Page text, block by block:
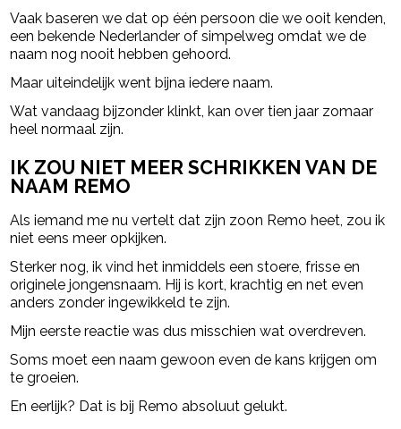
Vaak baseren we dat op één persoon die we ooit kenden,
een bekende Nederlander of simpelweg omdat we de
naam nog nooit hebben gehoord.
Maar uiteindelijk went bijna iedere naam.
Wat vandaag bijzonder klinkt, kan over tien jaar zomaar
heel normaal zijn.
IK ZOU NIET MEER SCHRIKKEN VAN DE
NAAM REMO
Als iemand me nu vertelt dat zijn zoon Remo heet, zou ik
niet eens meer opkijken.
Sterker nog, ik vind het inmiddels een stoere, frisse en
originele jongensnaam. Hij is kort, krachtig en net even
anders zonder ingewikkeld te zijn.
Mijn eerste reactie was dus misschien wat overdreven.
Soms moet een naam gewoon even de kans krijgen om
te groeien.
En eerlijk? Dat is bij Remo absoluut gelukt.